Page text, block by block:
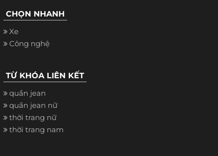
CHỌN NHANH
Xe
Công nghệ
TỪ KHÓA LIÊN KẾT
quần jean
quần jean nữ
thời trang nữ
thời trang nam